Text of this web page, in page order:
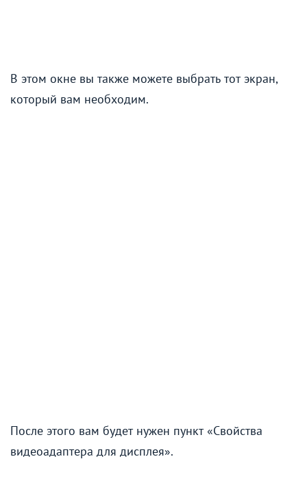
В этом окне вы также можете выбрать тот экран,
который вам необходим.
После этого вам будет нужен пункт «Свойства
видеоадаптера для дисплея».